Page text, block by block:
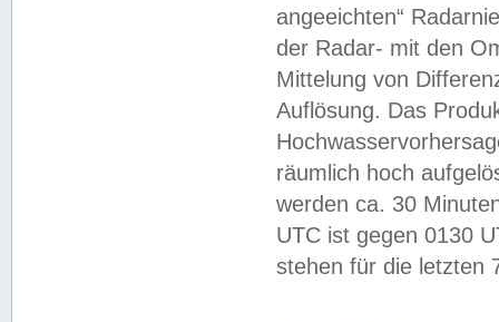
angeeichten“
der Radar- mit den
Mittelung von
Auflösung. Das
räumlich hoch
werden ca. 30
UTC ist gegen 0130
stehen für die letzten